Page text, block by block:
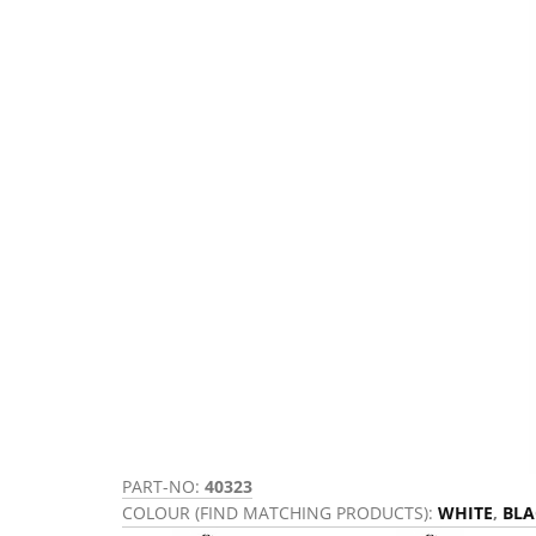
PART-NO: 40323
COLOUR (FIND MATCHING PRODUCTS): WHITE,